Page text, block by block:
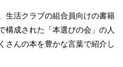
生活クラブの組合員向けの書籍
構成された「本選びの会」の人
さんの本を豊かな言葉で紹介し